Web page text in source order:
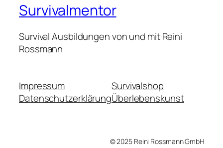
Survivalmentor
Survival Ausbildungen von und mit Reini
Rossmann
Impressum
Datenschutzerklärung
Survivalshop
Überlebenskunst
© 2025 Reini Rossmann GmbH